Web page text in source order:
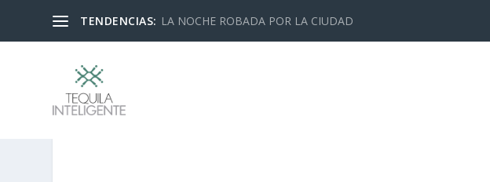
TENDENCIAS: LA NOCHE ROBADA POR LA CIUDAD